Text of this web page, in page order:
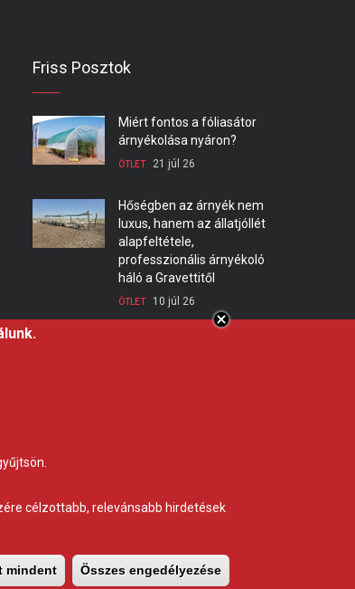
Friss Posztok
Miért fontos a fóliasátor
árnyékolása nyáron?
ÖTLET 21 júl 26
Hőségben az árnyék nem
luxus, hanem az állatjóllét
alapfeltétele,
professzionális árnyékoló
háló a Gravettitől
ÖTLET 10 júl 26
célzottabb, relevánsabb hirdetések
mindent Összes engedélyezése